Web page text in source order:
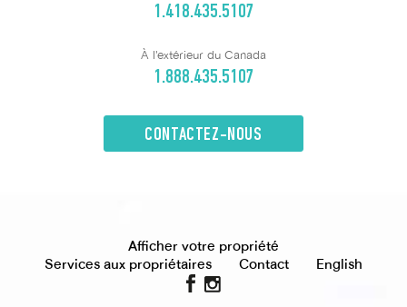
1.418.435.5107
À l'extérieur du Canada
1.888.435.5107
CONTACTEZ-NOUS
Afficher votre propriété
Services aux propriétaires
Contact English